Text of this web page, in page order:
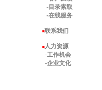
-目录索取
-在线服务
■联系我们
■人力资源
-工作机会
-企业文化